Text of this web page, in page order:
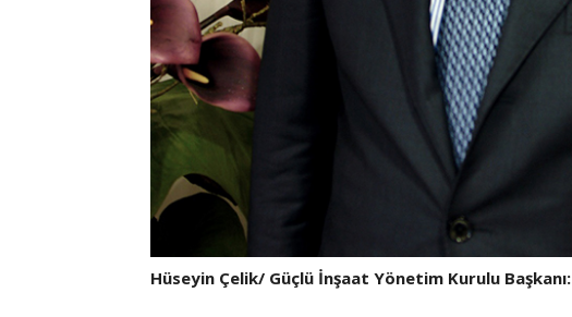
Hüseyin Çelik/ Güçlü İnşaat Yönetim Kurulu Başkanı: